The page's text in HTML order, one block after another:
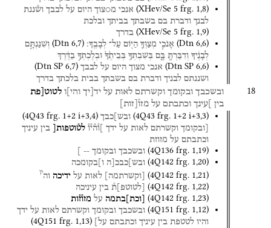
(XHev/Se 5 frg. 1,8) אנכי מ○צוך היום על לבבך וש֯ננת
לבנך ודברת בם בשבתך בביתך ובלכת
(XHev/Se 5 frg. 1,9) בדרך
(Dtn 6,6) אָנֹכִ֧י מְצַוְּךָ֛ הַיּ֖וֹם עַל־ לְבָבֶֽךָ׃ (Dtn 6,7)
וְשִׁנַּנְתָּ֣ם
לְבָנֶ֔יךָ וְדִבַּרְתָּ֖ בָּ֑ם בְּשִׁבְתְּךָ֤ בְּבֵיתֶ֙ךָ֙ וּבְלֶכְתְּךָ֣ בַדֶּ֔רֶךְ
(Dtn SP 6,6) אנכי מצוך היום על לבבך (Dtn SP 6,7)
ושננתם לבניך ודברת בם בשבתך בבית בלכתך בדרך
18 ובשכבך ובקומך וקשרתם לאות על יד[יך והי]ו לטוט[פת
בין
]עינך וכתבתם על מזו֯ זות
(4Q43 frg. 1+2 i+3,3) ובש]כבך (4Q43 frg. 1+2 i+3,4)
[ובקומך וקשרתם לאות על ידך ]ו֯ה֯י֯ו֯ לט֯וטפות[ בין עיניך
וכתבתם על מזוזת
(4Q136 frg. 1,19) ובשכבך ובקומך --
(4Q142 frg. 1,20) ובש]כבכ[ה ו]בקומכה
(4Q142 frg. 1,21) וקשרתמה לאות על ידיכה והיו
(4Q142 frg. 1,22) לטוטפ ת֯ בין עיניכה
(4Q142 frg. 1,23) וכת בתמה על מזו֯ז֯ות
(4Q151 frg. 1,12) ובשכבך ובקומך וקשרתם לאות על ידך
והיו לטטפת בין עיניך וכתבתם על] (4Q151 frg. 1,13)